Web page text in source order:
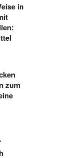
in
zum